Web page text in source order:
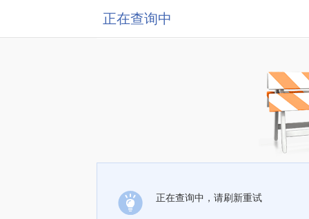
正在查询中
正在查询中，请刷新重试